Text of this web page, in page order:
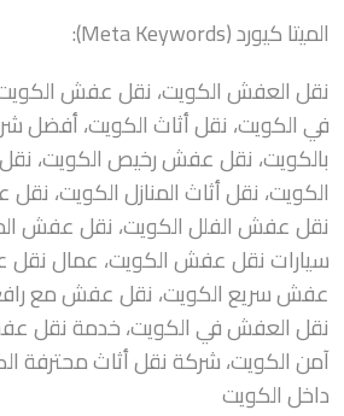
الميتا كيورد (Meta Keywords):
نقل العفش الكويت، نقل عفش
في الكويت، نقل أثاث الكويت،
بالكويت، نقل عفش رخيص الكويت،
الكويت، نقل أثاث المنازل الكويت،
نقل عفش الفلل الكويت، نقل عفش
سيارات نقل عفش الكويت، عمال
عفش سريع الكويت، نقل عفش مع
نقل العفش في الكويت، خدمة نقل
آمن الكويت، شركة نقل أثاث محترفة
داخل الكويت